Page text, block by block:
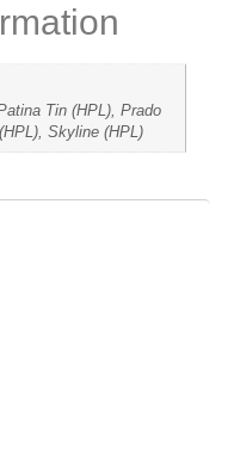
Tin (HPL), Prado
Skyline (HPL)